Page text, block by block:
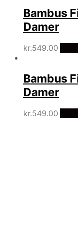
Bambus
Damer
kr.549.00
Bambus
Damer
kr.549.00